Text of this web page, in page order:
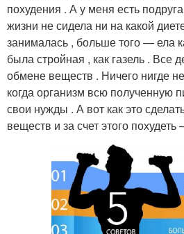
похудения . А у меня есть
жизни не сидела ни на какой
занималась , больше того — ела
была стройная , как газель . Все
обмене веществ . Ничего нигде
когда организм всю полученную
свои нужды . А вот как это
веществ и за счет этого